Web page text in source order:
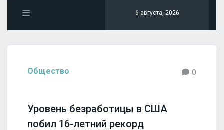
6 августа, 2026
Общество 0
Уровень безработицы в США
побил 16-летний рекорд